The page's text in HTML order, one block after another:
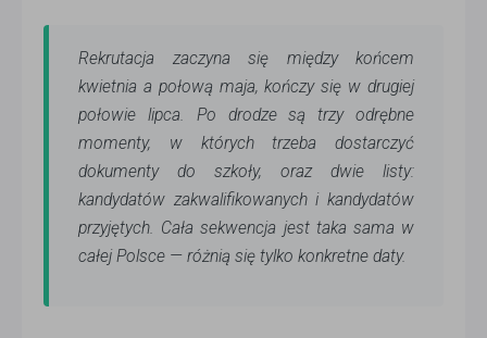
Rekrutacja zaczyna się między końcem
kwietnia a połową maja, kończy się w drugiej
połowie lipca. Po drodze są trzy odrębne
momenty, w których trzeba dostarczyć
dokumenty do szkoły, oraz dwie listy:
kandydatów zakwalifikowanych i kandydatów
przyjętych. Cała sekwencja jest taka sama w
całej Polsce — różnią się tylko konkretne daty.